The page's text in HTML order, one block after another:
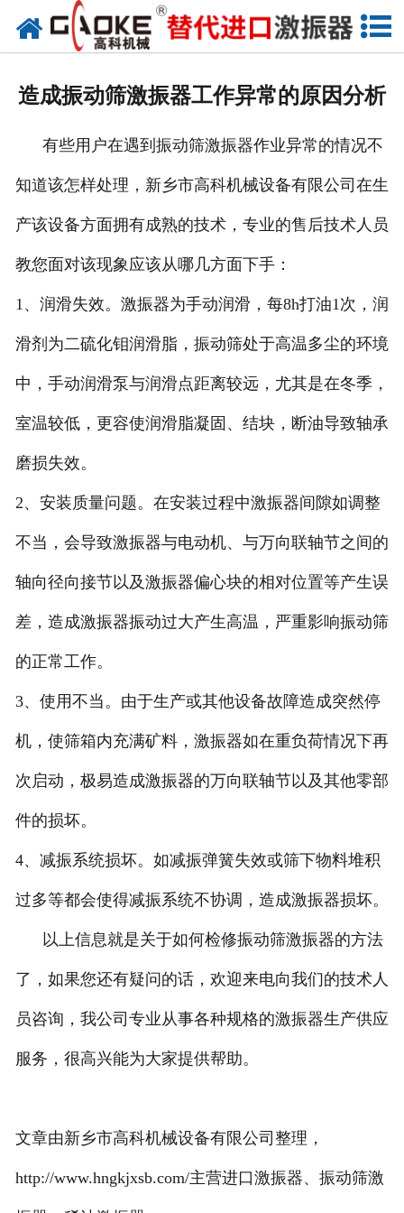
首页
联系高科
造成振动筛激振器工作异常的原因分析
有些用户在遇到振动筛激振器作业异常的情况不
知道该怎样处理，新乡市高科机械设备有限公司在生
产该设备方面拥有成熟的技术，专业的售后技术人员
教您面对该现象应该从哪几方面下手：
1、润滑失效。激振器为手动润滑，每8h打油1次，润
滑剂为二硫化钼润滑脂，振动筛处于高温多尘的环境
中，手动润滑泵与润滑点距离较远，尤其是在冬季，
室温较低，更容使润滑脂凝固、结块，断油导致轴承
磨损失效。
2、安装质量问题。在安装过程中激振器间隙如调整
不当，会导致激振器与电动机、与万向联轴节之间的
轴向径向接节以及激振器偏心块的相对位置等产生误
差，造成激振器振动过大产生高温，严重影响振动筛
的正常工作。
3、使用不当。由于生产或其他设备故障造成突然停
机，使筛箱内充满矿料，激振器如在重负荷情况下再
次启动，极易造成激振器的万向联轴节以及其他零部
件的损坏。
4、减振系统损坏。如减振弹簧失效或筛下物料堆积
过多等都会使得减振系统不协调，造成激振器损坏。
以上信息就是关于如何检修振动筛激振器的方法
了，如果您还有疑问的话，欢迎来电向我们的技术人
员咨询，我公司专业从事各种规格的激振器生产供应
服务，很高兴能为大家提供帮助。
文章由新乡市高科机械设备有限公司整理，
http://www.hngkjxsb.com/主营进口激振器、振动筛激